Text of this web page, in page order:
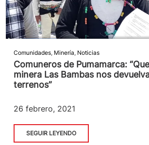
Comunidades, Minería, Noticias
Comuneros de Pumamarca:
minera Las Bambas nos
terrenos”
26 febrero, 2021
SEGUIR LEYENDO